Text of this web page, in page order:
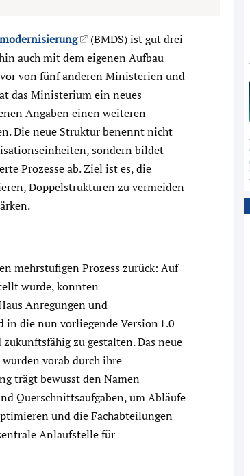
(BMDS) ist gut drei
auch mit dem eigenen Aufbau
von fünf anderen Ministerien und
das Ministerium ein neues
Angaben einen weiteren
Die neue Struktur benennt nicht
sondern bildet
Prozesse ab. Ziel ist es, die
Doppelstrukturen zu vermeiden
mehrstufigen Prozess zurück: Auf
wurde, konnten
Anregungen und
in die nun vorliegende Version 1.0
zu gestalten. Das neue
vorab durch ihre
trägt bewusst den Namen
Querschnittsaufgaben, um Abläufe
und die Fachabteilungen
Anlaufstelle für